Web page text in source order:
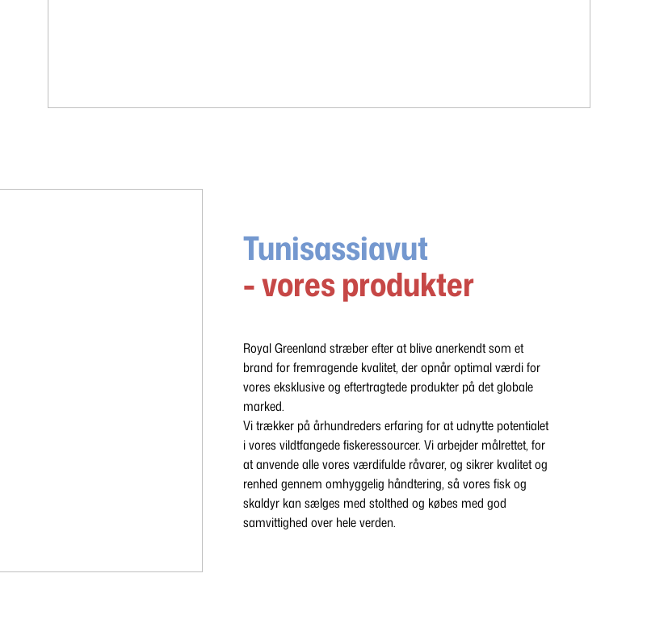
Tunisassiavut
- vores produkter
Royal Greenland stræber efter at blive anerkendt som et
brand for fremragende kvalitet, der opnår optimal værdi for
vores eksklusive og eftertragtede produkter på det globale
marked.
Vi trækker på århundreders erfaring for at udnytte potentialet
i vores vildtfangede fiskeressourcer. Vi arbejder målrettet, for
at anvende alle vores værdifulde råvarer, og sikrer kvalitet og
renhed gennem omhyggelig håndtering, så vores fisk og
skaldyr kan sælges med stolthed og købes med god
samvittighed over hele verden.